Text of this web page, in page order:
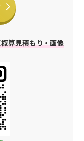
算見積もり・画像